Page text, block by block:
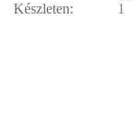
Készleten:
1